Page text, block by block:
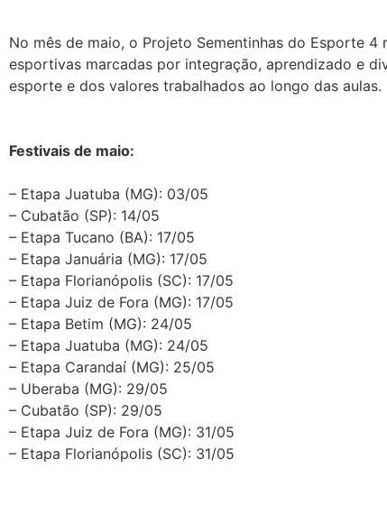
No mês de maio, o Projeto Sementinhas do Esporte
esportivas marcadas por integração, aprendizado e
esporte e dos valores trabalhados ao longo das aulas.
Festivais de maio:
– Etapa Juatuba (MG): 03/05
– Cubatão (SP): 14/05
– Etapa Tucano (BA): 17/05
– Etapa Januária (MG): 17/05
– Etapa Florianópolis (SC): 17/05
– Etapa Juiz de Fora (MG): 17/05
– Etapa Betim (MG): 24/05
– Etapa Juatuba (MG): 24/05
– Etapa Carandaí (MG): 25/05
– Uberaba (MG): 29/05
– Cubatão (SP): 29/05
– Etapa Juiz de Fora (MG): 31/05
– Etapa Florianópolis (SC): 31/05